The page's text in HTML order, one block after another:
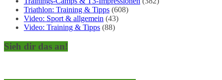
Triathlon: Training & Tipps (608)
Video: Sport & allgemein (43)
Video: Training & Tipps (88)
Sieh dir das an!